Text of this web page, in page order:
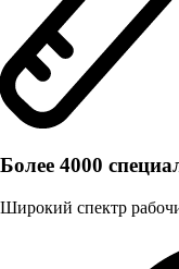
Более 4000
Широкий спектр